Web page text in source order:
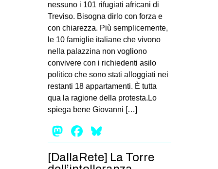
nessuno i 101 rifugiati africani di
Treviso. Bisogna dirlo con forza e
con chiarezza. Più semplicemente,
le 10 famiglie italiane che vivono
nella palazzina non vogliono
convivere con i richiedenti asilo
politico che sono stati alloggiati nei
restanti 18 appartamenti. È tutta
qua la ragione della protesta.Lo
spiega bene Giovanni […]
Mastodon
Facebook
[DallaRete] La Torre